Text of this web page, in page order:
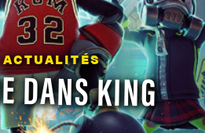
ACTUALITÉS
DANS KING